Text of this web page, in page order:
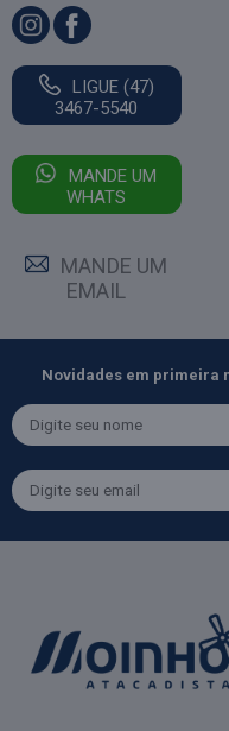
LIGUE (47)
3467-5540
MANDE UM
WHATS
MANDE UM
EMAIL
Novidades em primeira